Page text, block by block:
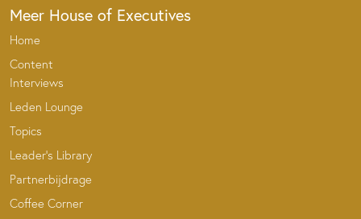
Meer House of Executives
Home
Content
Interviews
Leden Lounge
Topics
Leader’s Library
Partnerbijdrage
Coffee Corner